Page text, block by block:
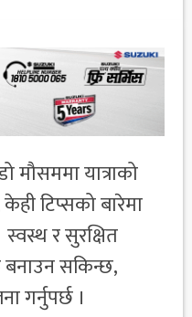
मौसममा यात्राको
टिप्सको बारेमा
र सुरक्षित
बनाउन सकिन्छ,
गर्नुपर्छ ।